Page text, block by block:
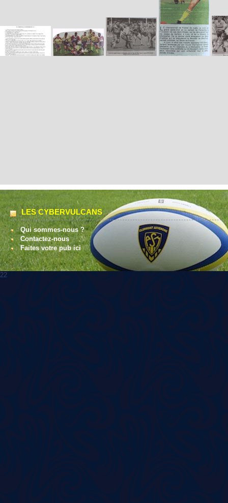
LES CYBERVULCANS
Qui sommes-nous ?
Contactez-nous
Faites votre pub ici
22